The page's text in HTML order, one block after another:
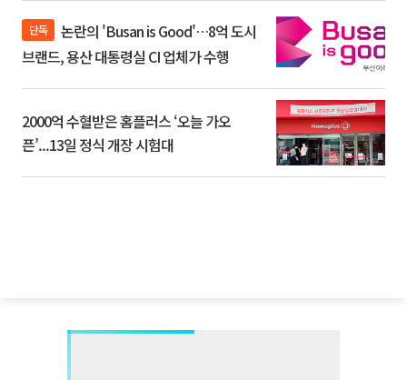
단독
브랜드, 용산 대통령실 CI 업체가 수행
2000억 수혈받은 홈플러스 ‘오늘 가오
픈’...13일 정식 개장 시험대